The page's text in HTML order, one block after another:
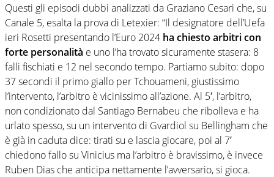
Questi gli episodi dubbi analizzati da Graziano Cesari che, su
Canale 5, esalta la prova di Letexier: “Il designatore dell’Uefa
ieri Rosetti presentando l’Euro 2024 ha chiesto arbitri con
forte personalità e uno l’ha trovato sicuramente stasera: 8
falli fischiati e 12 nel secondo tempo. Partiamo subito: dopo
37 secondi il primo giallo per Tchouameni, giustissimo
l’intervento, l’arbitro è vicinissimo all’azione. Al 5′, l’arbitro,
non condizionato dal Santiago Bernabeu che ribolleva e ha
urlato spesso, su un intervento di Gvardiol su Bellingham che
è già in caduta dice: tirati su e lascia giocare, poi al 7′
chiedono fallo su Vinicius ma l’arbitro è bravissimo, è invece
Ruben Dias che anticipa nettamente l’avversario, si gioca.